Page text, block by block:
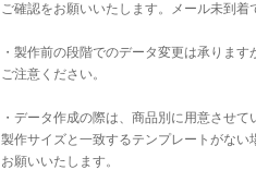
ご確認をお願いいたします。メール未到
・製作前の段階でのデータ変更は承りま
ご注意ください。
・データ作成の際は、商品別に用意させ
製作サイズと一致するテンプレートがない
お願いいたします。